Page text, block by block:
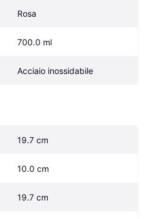
Rosa
700.0 ml
Acciaio inossidabile
19.7 cm
10.0 cm
19.7 cm